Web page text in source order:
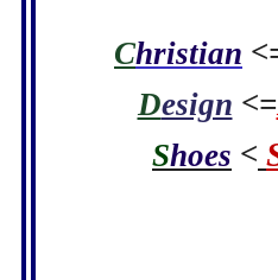
Christian
Design <=
Shoes <